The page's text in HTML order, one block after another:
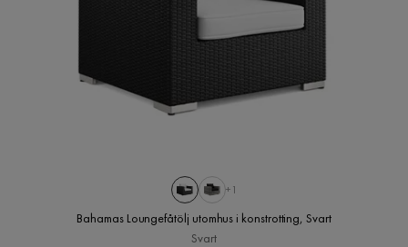
+1
Bahamas Loungefåtölj utomhus i konstrotting, Svart
Svart